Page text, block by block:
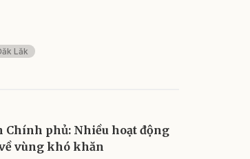
Lăk
phủ: Nhiều hoạt động
vùng khó khăn